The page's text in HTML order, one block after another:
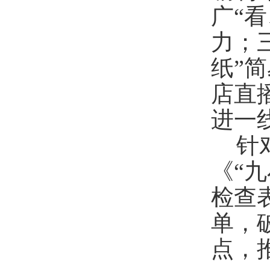
广“
力；
纸”
店直
进一
针
《“
检查
单，
点，